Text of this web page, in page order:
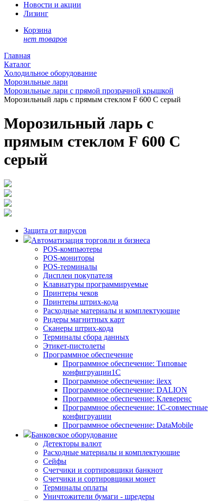
Новости и акции
Лизинг
Корзина
нет товаров
Главная
Каталог
Холодильное оборудование
Морозильные лари
Морозильные лари с прямой прозрачной крышкой
Морозильный ларь с прямым стеклом F 600 С серый
Морозильный ларь с
прямым стеклом F 600 С
серый
Защита от вирусов
Автоматизация торговли и бизнеса
POS-компьютеры
POS-мониторы
POS-терминалы
Дисплеи покупателя
Клавиатуры программируемые
Принтеры чеков
Принтеры штрих-кода
Расходные материалы и комплектующие
Ридеры магнитных карт
Сканеры штрих-кода
Терминалы сбора данных
Этикет-пистолеты
Программное обеспечение
Программное обеспечение: Типовые
конфигруации1С
Программное обеспечение: ilexx
Программное обеспечение: DALION
Программное обеспечение: Клеверенс
Программное обеспечение: 1С-совместные
конфигруации
Программное обеспечение: DataMobile
Банковское оборудование
Детекторы валют
Расходные материалы и комплектующие
Сейфы
Счетчики и сортировщики банкнот
Счетчики и сортировщики монет
Терминалы оплаты
Уничтожители бумаги - шредеры